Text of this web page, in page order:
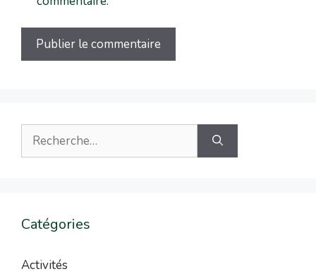
Catégories
Activités